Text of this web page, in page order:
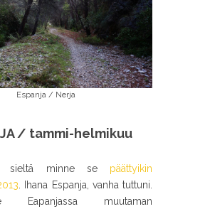
Espanja / Nerja
/ tammi-helmikuu
sieltä minne se päättyikin
. Ihana Espanja, vanha tuttuni.
Eapanjassa muutaman